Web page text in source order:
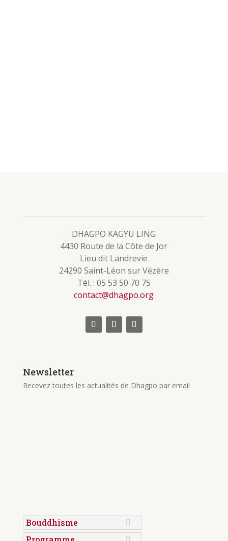
DHAGPO KAGYU LING
4430 Route de la Côte de Jor
Lieu dit Landrevie
24290 Saint-Léon sur Vézère
Tél. : 05 53 50 70 75
contact@dhagpo.org
Newsletter
Recevez toutes les actualités de Dhagpo par email
Bouddhisme